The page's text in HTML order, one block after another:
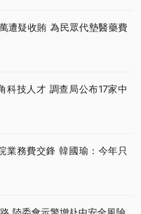
遭疑收賄 為民眾代墊醫藥費
科技人才 調查局公布17家中
業務費交鋒 韓國瑜：今年只